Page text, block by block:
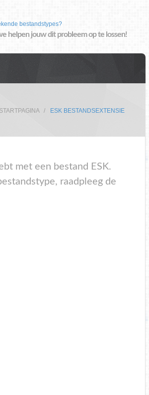
bestandstypes?
helpen jouw dit probleem op te lossen!
STARTPAGINA ESK BESTANDSEXTENSIE
met een bestand ESK.
raadpleeg de